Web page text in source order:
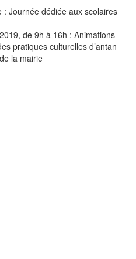
: Journée dédiée aux scolaires
de 9h à 16h : Animations
pratiques culturelles d’antan
la mairie